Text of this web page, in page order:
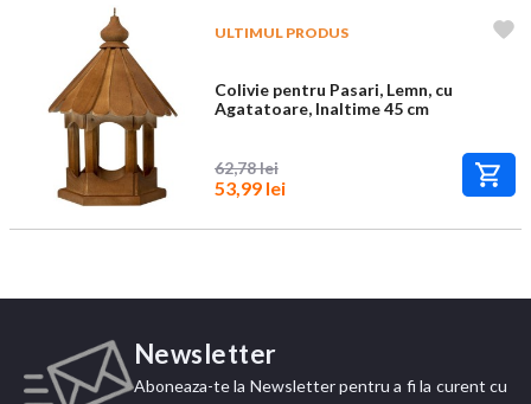
ULTIMUL PRODUS
Colivie pentru Pasari, Lemn, cu
Agatatoare, Inaltime 45 cm
62,78 lei
53,99 lei
Newsletter
Aboneaza-te la Newsletter pentru a fi la curent cu